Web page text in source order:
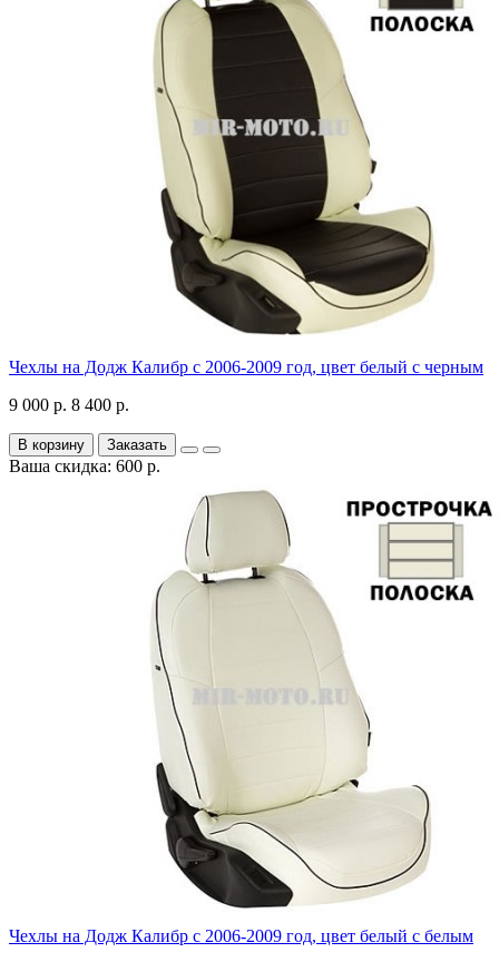
Чехлы на Додж Калибр с 2006-2009 год, цвет белый с черным
9 000 р. 8 400 р.
В корзину Заказать
Ваша скидка: 600 р.
Чехлы на Додж Калибр с 2006-2009 год, цвет белый с белым